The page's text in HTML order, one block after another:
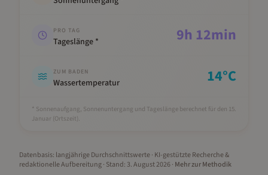
PRO TAG
Tageslänge * 9h 12min
ZUM BADEN
Wassertemperatur 14°C
* Sonnenaufgang, Sonnenuntergang und Tageslänge berechnet für den 15.
Januar (Ortszeit).
Datenbasis: langjährige Durchschnittswerte · KI-gestützte Recherche &
redaktionelle Aufbereitung· Stand: 3. August 2026· Mehr zur Methodik